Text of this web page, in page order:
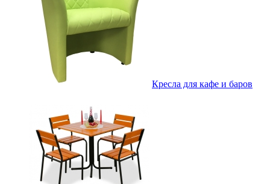
Кресла для кафе и баров